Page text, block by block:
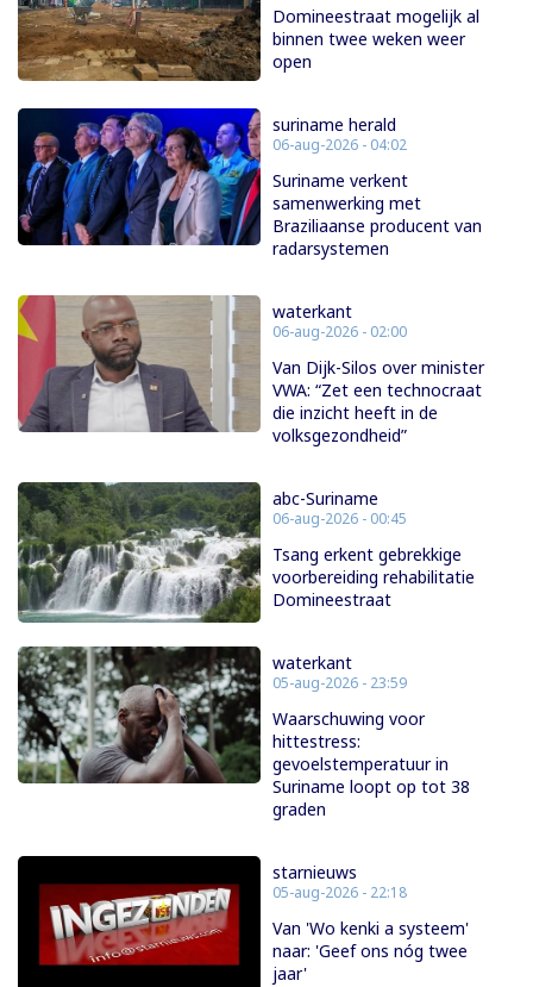
Domineestraat mogelijk al
binnen twee weken weer
open
suriname herald
06-aug-2026 - 04:02
Suriname verkent
samenwerking met
Braziliaanse producent van
radarsystemen
waterkant
06-aug-2026 - 02:00
Van Dijk-Silos over minister
VWA: “Zet een technocraat
die inzicht heeft in de
volksgezondheid”
abc-Suriname
06-aug-2026 - 00:45
Tsang erkent gebrekkige
voorbereiding rehabilitatie
Domineestraat
waterkant
05-aug-2026 - 23:59
Waarschuwing voor
hittestress:
gevoelstemperatuur in
Suriname loopt op tot 38
graden
starnieuws
05-aug-2026 - 22:18
Van 'Wo kenki a systeem'
naar: 'Geef ons nóg twee
jaar'